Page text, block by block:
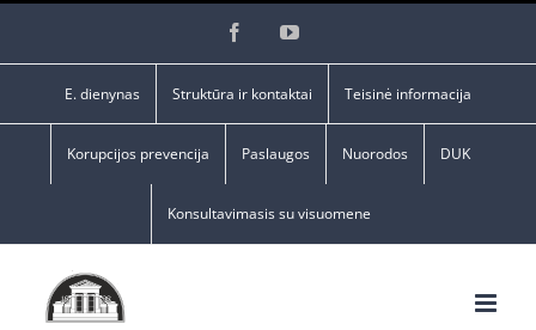
FacebookYouTube
E. dienynas Struktūra ir kontaktai Teisinė informacija
Korupcijos prevencija Paslaugos Nuorodos DUK
Konsultavimasis su visuomene